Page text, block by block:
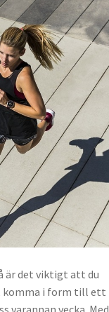
är det viktigt att du
komma i form till ett
vecka. Med